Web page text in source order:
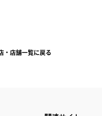
・店舗一覧に戻る